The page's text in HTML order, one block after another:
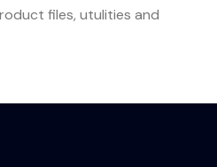
files, utulities and